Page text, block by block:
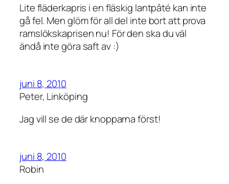
Lite fläderkapris i en fläskig lantpâté kan inte
gå fel. Men glöm för all del inte bort att prova
ramslökskaprisen nu! För den ska du väl
ändå inte göra saft av :)
juni 8, 2010
Peter, Linköping
Jag vill se de där knopparna först!
juni 8, 2010
Robin